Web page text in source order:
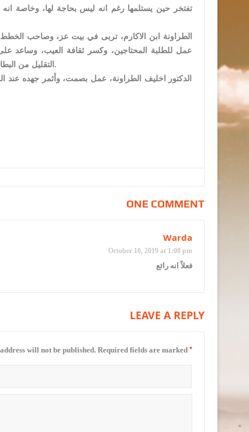
تفتخر حين يستلمها رغم انه ليس بحاجة لها، وخاصة
عمل للطلبة المحتاجين، وكسر ثقافة العيب، وساعد
التقليل من البطالة، بالوقت الذي تفشل فيه الكثير من المؤسسات من ايجاد فرصة واحد لاي شخص كان.
الدكتور اخليف الطراونة، عمل بصمت، وأثمر جهده عند
ONE COMMENT
Warda
October 10, 2019 at 1:08 pm
فعلاً انه رائع
LEAVE A REPLY
will not be published. Required fields are marked *